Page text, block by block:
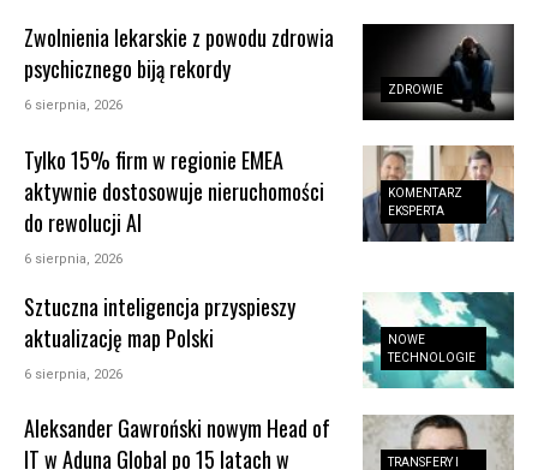
ZDROWIE
Zwolnienia lekarskie z powodu zdrowia
psychicznego biją rekordy
6 sierpnia, 2026
KOMENTARZ
EKSPERTA
Tylko 15% firm w regionie EMEA
aktywnie dostosowuje nieruchomości
do rewolucji AI
6 sierpnia, 2026
NOWE
TECHNOLOGIE
Sztuczna inteligencja przyspieszy
aktualizację map Polski
6 sierpnia, 2026
TRANSFERY I
Aleksander Gawroński nowym Head of
IT w Aduna Global po 15 latach w